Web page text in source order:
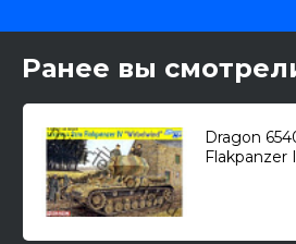
Ранее вы
Dragon
Flakpanzer